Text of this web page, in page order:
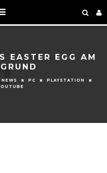
EASTER EGG AM
NEWS PC
PLAYSTATION